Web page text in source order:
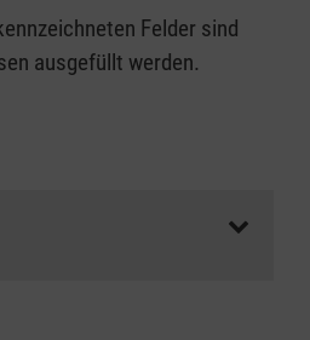
Felder sind
ausgefüllt werden.